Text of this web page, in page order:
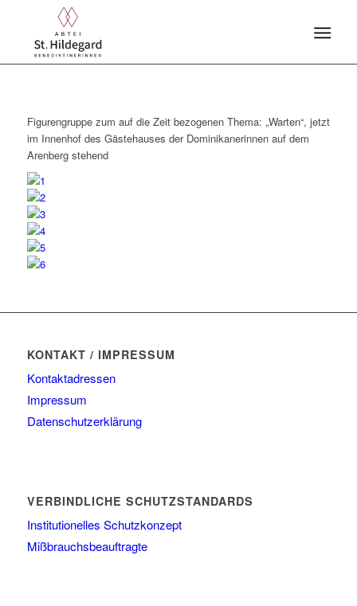
Figurengruppe zum auf die Zeit bezogenen Thema: „Warten“, jetzt
im Innenhof des Gästehauses der Dominikanerinnen auf dem
Arenberg stehend
KONTAKT / IMPRESSUM
Kontaktadressen
Impressum
Datenschutzerklärung
VERBINDLICHE SCHUTZSTANDARDS
Institutionelles Schutzkonzept
Mißbrauchsbeauftragte